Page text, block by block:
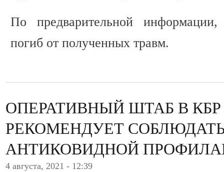
По предварительной
погиб от полученных травм.
ОПЕРАТИВНЫЙ ШТАБ В
РЕКОМЕНДУЕТ
АНТИКОВИДНОЙ
4 августа, 2021 - 12:39